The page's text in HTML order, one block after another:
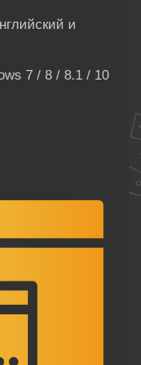
и
7 / 8 / 8.1 / 10